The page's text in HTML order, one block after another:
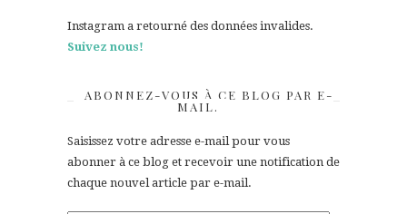
Instagram a retourné des données invalides.
Suivez nous!
ABONNEZ-VOUS À CE BLOG PAR E-
MAIL.
Saisissez votre adresse e-mail pour vous
abonner à ce blog et recevoir une notification de
chaque nouvel article par e-mail.